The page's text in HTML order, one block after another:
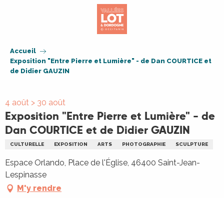
Accueil
Exposition "Entre Pierre et Lumière" - de Dan COURTICE et
de Didier GAUZIN
4 août > 30 août
Exposition "Entre Pierre et Lumière" - de
Dan COURTICE et de Didier GAUZIN
CULTURELLE EXPOSITION ARTS PHOTOGRAPHIE SCULPTURE
Espace Orlando, Place de l'Église, 46400 Saint-Jean-
Lespinasse
M'y rendre